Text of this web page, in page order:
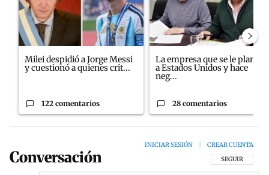
Milei despidió a Jorge Messi
y cuestionó a quienes crit...
122 comentarios
La empresa que se le plantó
a Estados Unidos y hace
neg...
28 comentarios
Conversación SIGA ESTA
SEGUIR
INICIAR SESIÓN CREAR CUENTA